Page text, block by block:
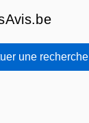
une recherche